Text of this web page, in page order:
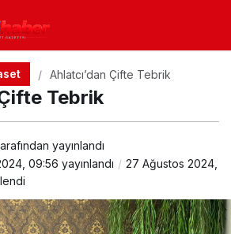
Ahlatcı’dan Çifte Tebrik
Tebrik
yayınlandı
09:56 yayınlandı
27 Ağustos 2024,